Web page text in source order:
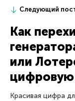
Следующий
Как
или
цифровую
Красивая цифра